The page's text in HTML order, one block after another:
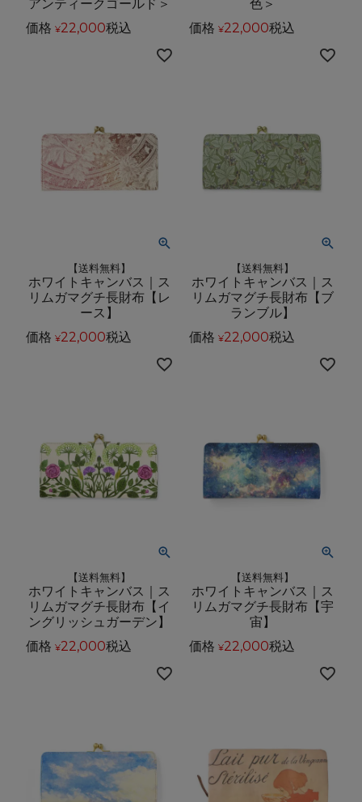
アンティークゴールド＞
価格 ¥22,000税込
色＞
価格 ¥22,000税込
【送料無料】
ホワイトキャンバス｜ス
リムガマグチ長財布【レ
ース】
価格 ¥22,000税込
【送料無料】
ホワイトキャンバス｜ス
リムガマグチ長財布【ブ
ランブル】
価格 ¥22,000税込
【送料無料】
ホワイトキャンバス｜ス
リムガマグチ長財布【イ
ングリッシュガーデン】
価格 ¥22,000税込
【送料無料】
ホワイトキャンバス｜ス
リムガマグチ長財布【宇
宙】
価格 ¥22,000税込